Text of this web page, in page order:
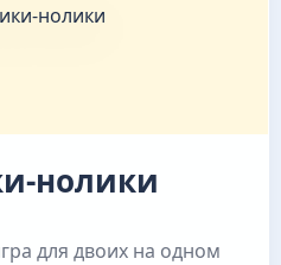
нолики
для двоих на одном